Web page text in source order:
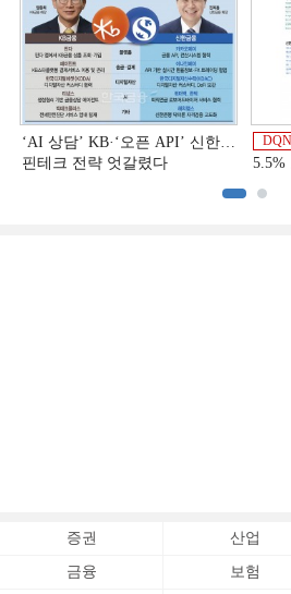
‘AI 상담’ KB·‘오픈 API’ 신한…
핀테크 전략 엇갈렸다
DQN
증권 산업
금융 보험